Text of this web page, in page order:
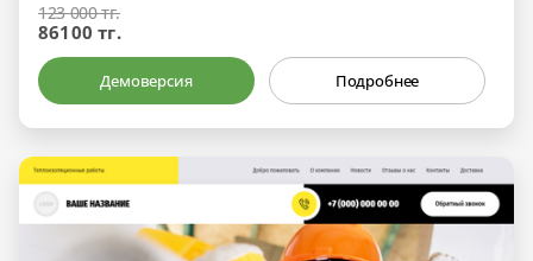
123 000 тг.
86100 тг.
Демоверсия Подробнее